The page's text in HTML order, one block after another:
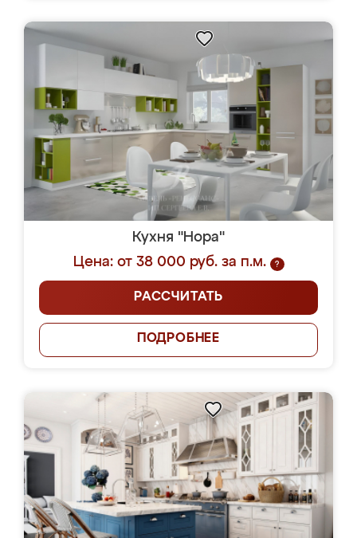
Кухня "Нора"
Цена: от 38 000 руб. за п.м.
?
РАССЧИТАТЬ
ПОДРОБНЕЕ